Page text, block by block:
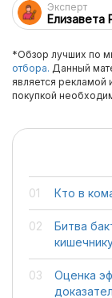
Эксперт
Елизавета
*Обзор лучших по
отбора. Данный
является рекламой
покупкой
Кто в
Битва
Оценка